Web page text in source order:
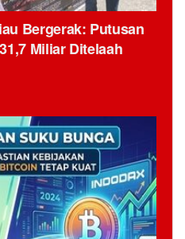
Bergerak: Putusan
Miliar Ditelaah